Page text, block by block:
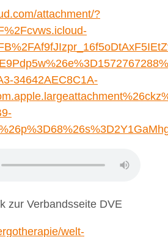
attachment/?
34642AEC8C1A-
zur Verbandsseite DVE
welt-